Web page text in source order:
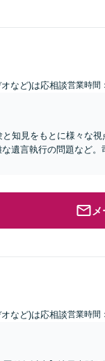
など)は応相談営業時間
知見をもとに様々な
遺言執行の問題など
など)は応相談営業時間